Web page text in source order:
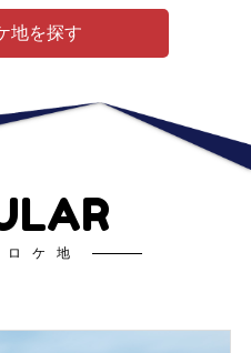
地を探す
ロケ地